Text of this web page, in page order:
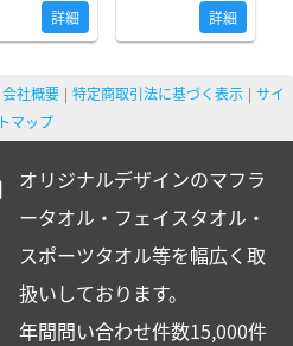
詳細
詳細
会社概要 特定商取引法に基づく表示
サイ
トマップ
オリジナルデザインのマフラ
ータオル・フェイスタオル・
スポーツタオル等を幅広く取
扱いしております。
年間問い合わせ件数15,000件